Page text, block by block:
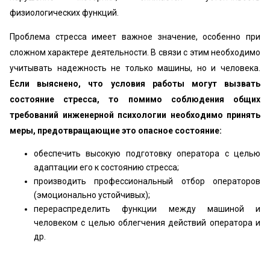
физиологических функций.
Проблема стресса имеет важное значение, особенно при
сложном характере деятельности. В связи с этим необходимо
учитывать надежность не только машины, но и человека.
Если выяснено, что условия работы могут вызвать
состояние стресса, то помимо соблюдения общих
требований инженерной психологии необходимо принять
меры, предотвращающие это опасное состояние:
обеспечить высокую подготовку оператора с целью
адаптации его к состоянию стресса;
производить профессиональный отбор операторов
(эмоционально устойчивых);
перераспределить функции между машиной и
человеком с целью облегчения действий оператора и
др.